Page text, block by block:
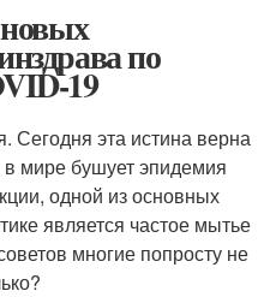
по
19
Сегодня эта истина верна
в мире бушует эпидемия
одной из основных
является частое мытье
многие попросту не